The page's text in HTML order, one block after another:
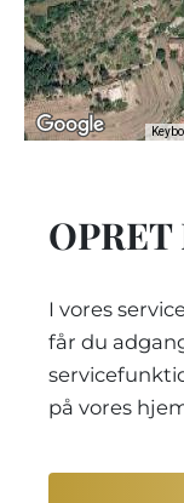
I vores
får du
på vores